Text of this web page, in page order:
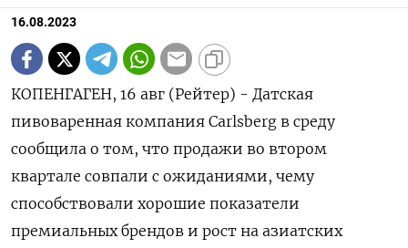
16.08.2023
КОПЕНГАГЕН, 16 авг (Рейтер) - Датская
пивоваренная компания Carlsberg в среду
сообщила о том, что продажи во втором
квартале совпали с ожиданиями, чему
способствовали хорошие показатели
премиальных брендов и рост на азиатских